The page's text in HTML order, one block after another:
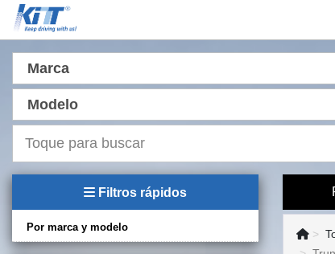
Marca
Modelo
Filtros rápidos
Por marca y modelo